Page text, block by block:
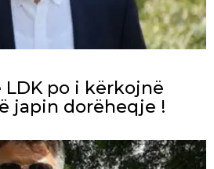
po i kërkojnë
japin dorëheqje !